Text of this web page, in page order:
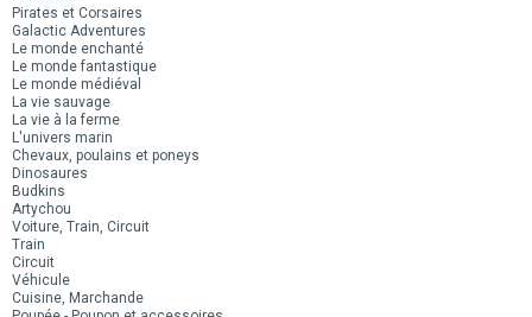
Pirates et Corsaires
Galactic Adventures
Le monde enchanté
Le monde fantastique
Le monde médiéval
La vie sauvage
La vie à la ferme
L'univers marin
Chevaux, poulains et poneys
Dinosaures
Budkins
Artychou
Voiture, Train, Circuit
Train
Circuit
Véhicule
Cuisine, Marchande